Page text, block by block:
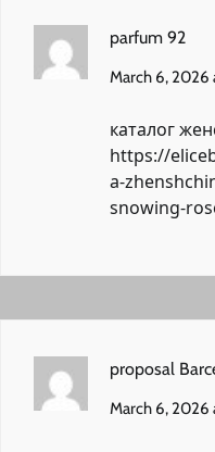
parfum 92
March 6, 2026
каталог
https://
a-
snowing-
proposal
March 6, 2026